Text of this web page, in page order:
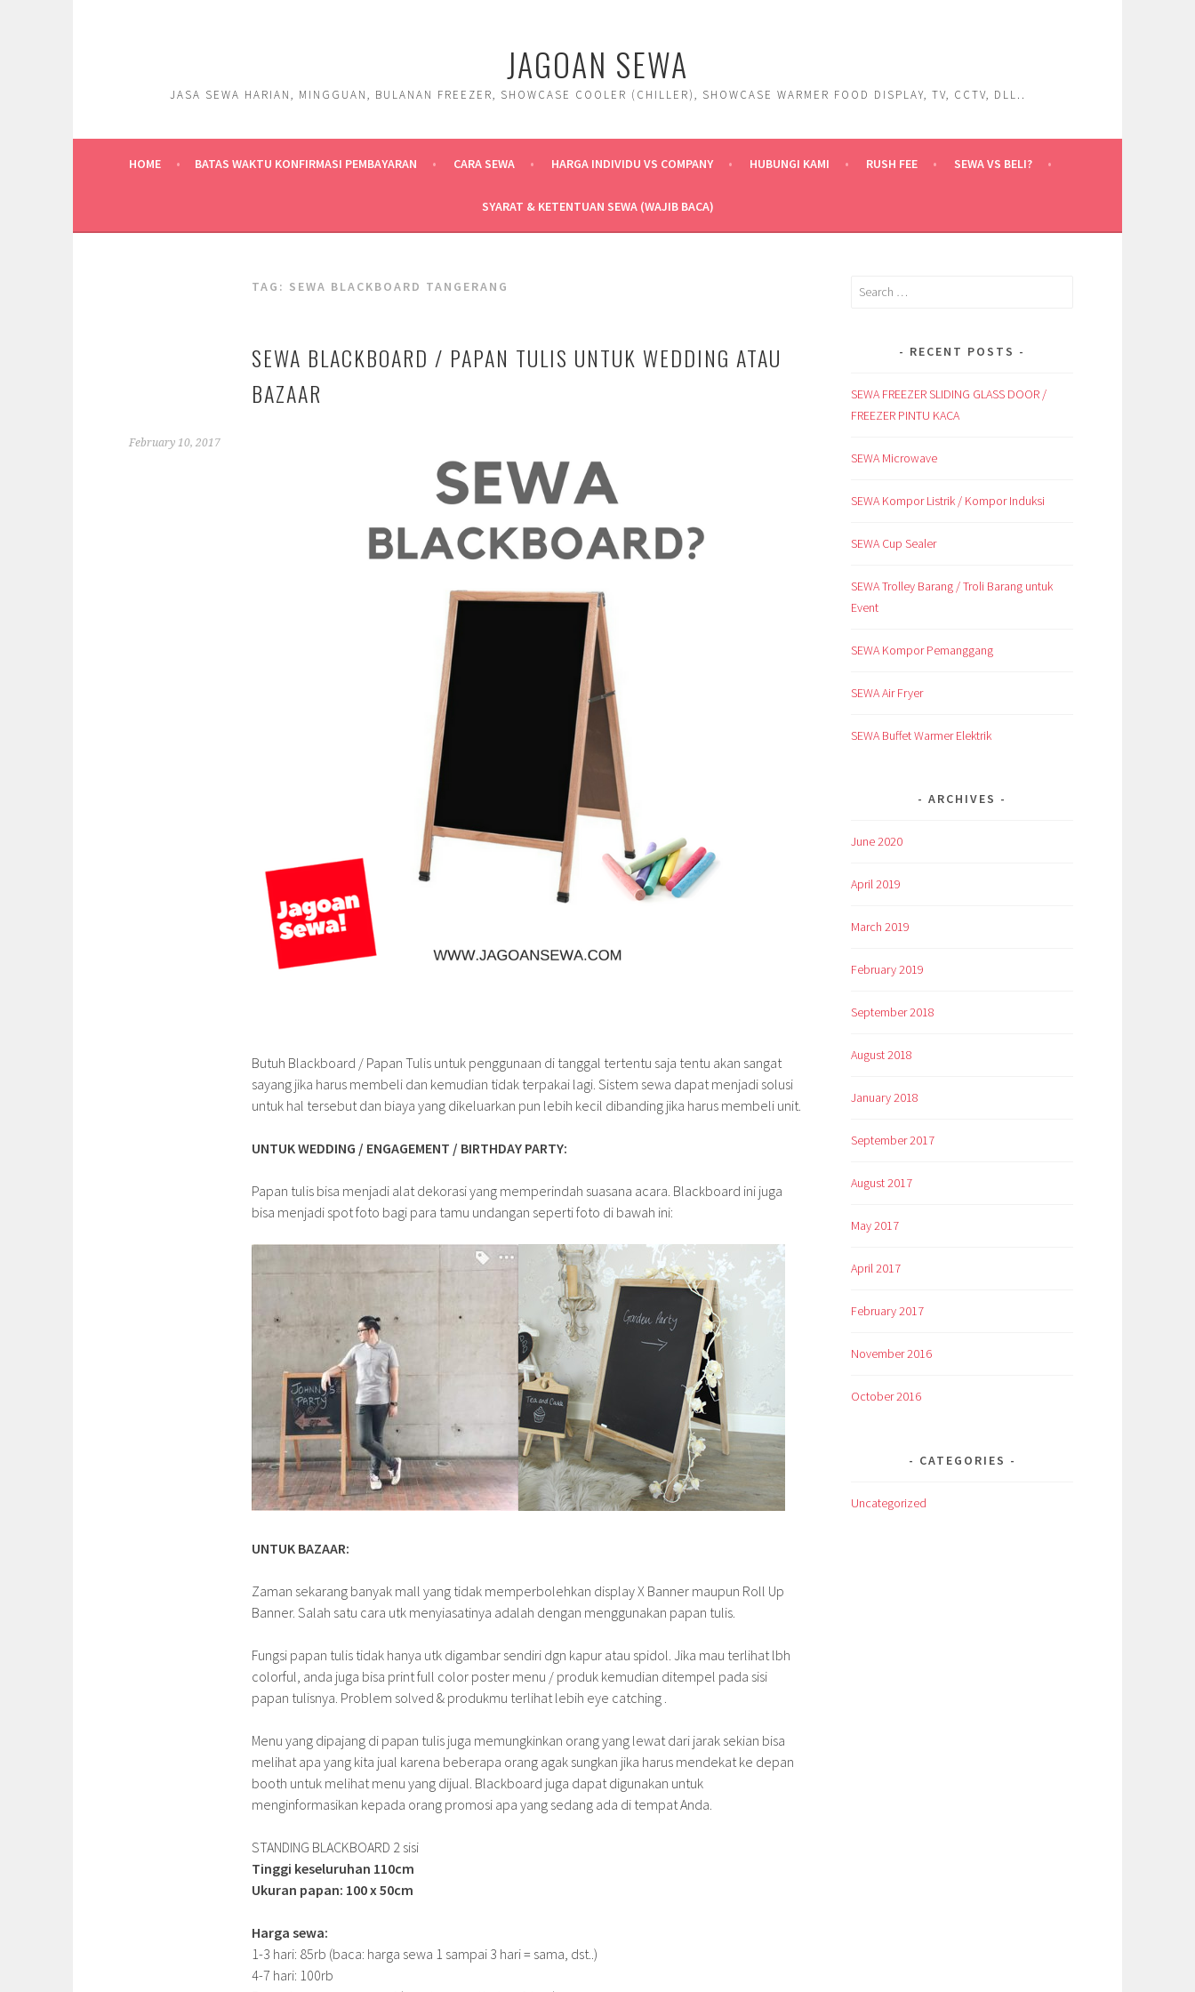
JAGOAN SEWA
JASA SEWA HARIAN, MINGGUAN, BULANAN FREEZER, SHOWCASE COOLER (CHILLER), SHOWCASE WARMER FOOD DISPLAY, TV, CCTV, DLL..
HOME BATAS WAKTU KONFIRMASI PEMBAYARAN CARA SEWA HARGA INDIVIDU VS COMPANY HUBUNGI KAMI RUSH FEE SEWA VS BELI?
SYARAT & KETENTUAN SEWA (WAJIB BACA)
TAG: SEWA BLACKBOARD TANGERANG
SEWA BLACKBOARD / PAPAN TULIS UNTUK WEDDING ATAU
BAZAAR
February 10, 2017
Butuh Blackboard / Papan Tulis untuk penggunaan di tanggal tertentu saja tentu akan sangat
sayang jika harus membeli dan kemudian tidak terpakai lagi. Sistem sewa dapat menjadi solusi
untuk hal tersebut dan biaya yang dikeluarkan pun lebih kecil dibanding jika harus membeli unit.
UNTUK WEDDING / ENGAGEMENT / BIRTHDAY PARTY:
Papan tulis bisa menjadi alat dekorasi yang memperindah suasana acara. Blackboard ini juga
bisa menjadi spot foto bagi para tamu undangan seperti foto di bawah ini:
UNTUK BAZAAR:
Zaman sekarang banyak mall yang tidak memperbolehkan display X Banner maupun Roll Up
Banner. Salah satu cara utk menyiasatinya adalah dengan menggunakan papan tulis.
Fungsi papan tulis tidak hanya utk digambar sendiri dgn kapur atau spidol. Jika mau terlihat lbh
colorful, anda juga bisa print full color poster menu / produk kemudian ditempel pada sisi
papan tulisnya. Problem solved & produkmu terlihat lebih eye catching .
Menu yang dipajang di papan tulis juga memungkinkan orang yang lewat dari jarak sekian bisa
melihat apa yang kita jual karena beberapa orang agak sungkan jika harus mendekat ke depan
booth untuk melihat menu yang dijual. Blackboard juga dapat digunakan untuk
menginformasikan kepada orang promosi apa yang sedang ada di tempat Anda.
STANDING BLACKBOARD 2 sisi
Tinggi keseluruhan 110cm
Ukuran papan: 100 x 50cm
Harga sewa:
1-3 hari: 85rb (baca: harga sewa 1 sampai 3 hari = sama, dst..)
4-7 hari: 100rb
Search
RECENT POSTS
SEWA FREEZER SLIDING GLASS DOOR /
FREEZER PINTU KACA
SEWA Microwave
SEWA Kompor Listrik / Kompor Induksi
SEWA Cup Sealer
SEWA Trolley Barang / Troli Barang untuk
Event
SEWA Kompor Pemanggang
SEWA Air Fryer
SEWA Buffet Warmer Elektrik
ARCHIVES
June 2020
April 2019
March 2019
February 2019
September 2018
August 2018
January 2018
September 2017
August 2017
May 2017
April 2017
February 2017
November 2016
October 2016
CATEGORIES
Uncategorized